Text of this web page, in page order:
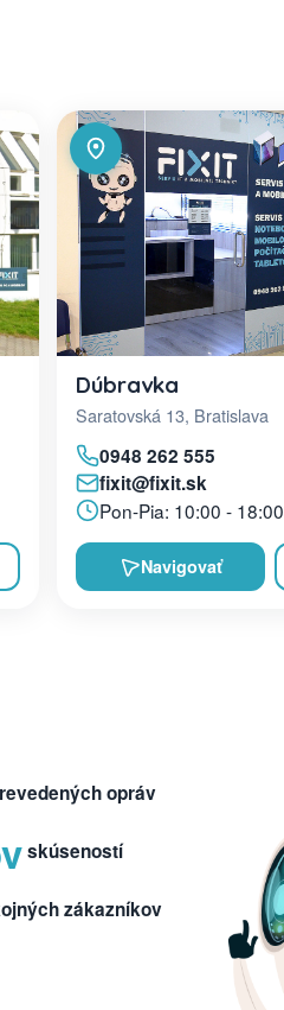
Dúbravka
Saratovská 13, Bratislava
0948 262 555
fixit@fixit.sk
Pon-Pia: 10:00 - 18:00
Navigovať
opráv
skúseností
zákazníkov